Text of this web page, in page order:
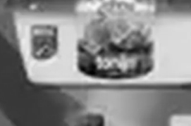
Aldi